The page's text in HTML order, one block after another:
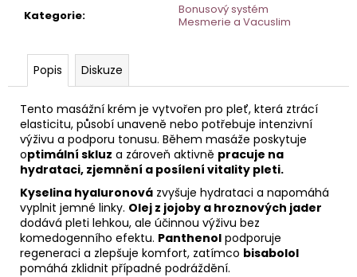
Kategorie:
Bonusový systém
Mesmerie a Vacuslim
Popis Diskuze
Tento masážní krém je vytvořen pro pleť, která ztrácí
elasticitu, působí unaveně nebo potřebuje intenzivní
výživu a podporu tonusu. Během masáže poskytuje
optimální skluz a zároveň aktivně pracuje na
hydrataci, zjemnění a posílení vitality pleti.
Kyselina hyaluronová zvyšuje hydrataci a napomáhá
vyplnit jemné linky. Olej z jojoby a hroznových jader
dodává pleti lehkou, ale účinnou výživu bez
komedogenního efektu. Panthenol podporuje
regeneraci a zlepšuje komfort, zatímco bisabolol
pomáhá zklidnit případné podráždění.
e
AGE
DEFENSE
DENNÍ
KRÉM
S
PEPTIDY
50
ML
HOME